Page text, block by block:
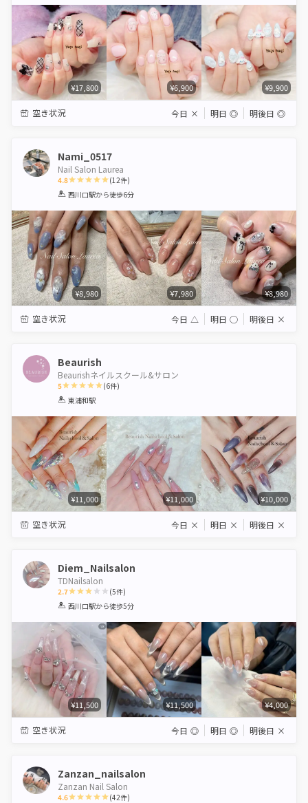
¥17,800 ¥6,900 ¥9,900
空き状況 今日 × 明日 ◎ 明後日 ◎
Nami_0517
Nail Salon Laurea
4.8
1 2 3 4 5
(12件)
西川口駅から徒歩6分
¥8,980 ¥7,980 ¥8,980
空き状況 今日 △ 明日 ◯ 明後日 ×
Beaurish
Beaurishネイルスクール&サロン
5
1 2 3 4 5
(6件)
東浦和駅
¥11,000 ¥11,000 ¥10,000
空き状況 今日 × 明日 × 明後日 ×
Diem_Nailsalon
TDNailsalon
2.7
1 2 3 4 5
(5件)
西川口駅から徒歩5分
¥11,500 ¥11,500 ¥4,000
空き状況 今日 ◎ 明日 ◎ 明後日 ×
Zanzan_nailsalon
Zanzan Nail Salon
4.6 (42件)